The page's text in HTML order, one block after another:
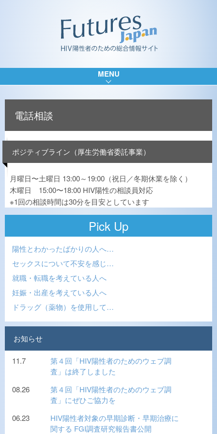
MENU
電話相談
ポジティブライン（厚生労働省委託事業）
月曜日〜土曜日 13:00～19:00（祝日／冬期休業を除く）
木曜日 15:00〜18:00 HIV陽性の相談員対応
※1回の相談時間は30分を目安としています
Pick Up
陽性とわかったばかりの人へ…
セックスについて不安を感じ…
就職・転職を考えている人へ
妊娠・出産を考えている人へ
ドラッグ（薬物）を使用して…
お知らせ
11.7
第４回「HIV陽性者のためのウェブ調
査」は終了しました
08.26
第４回「HIV陽性者のためのウェブ調
査」にぜひご協力を
06.23
HIV陽性者対象の早期診断・早期治療に
関する FGI調査研究報告書公開